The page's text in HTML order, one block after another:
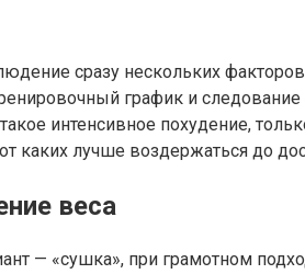
сразу нескольких
график и
интенсивное похудение,
лучше воздержаться до
веса
— «сушка», при грамотном